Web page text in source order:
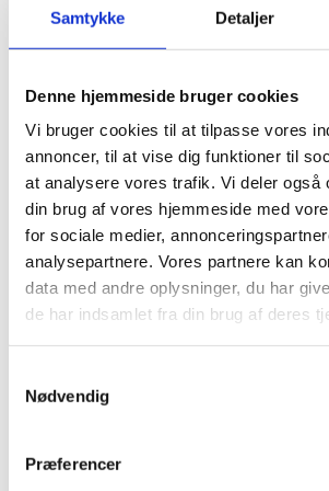
Samtykke Detaljer
Denne hjemmeside bruger cookies
Vi bruger cookies til at tilpasse vores
annoncer, til at vise dig funktioner til
at analysere vores trafik. Vi deler også
din brug af vores hjemmeside med
for sociale medier,
analysepartnere. Vores partnere kan
data med andre oplysninger, du har
de har indsamlet fra din brug af deres
Nødvendig
Præferencer
undervisning, gruppearbejde, læsning af
opgaveskrivning eller forberedelse.
Søger du om studiestøttetimer, skal du
behov, studiestøttetimerne skal dække,
rammerne af SPS.
Hvis du ikke selv kan beskrive elevens
sikre dig, at beskrivelsen er en del af den
vedhæfter.
Vigtigt at vide, når du søger
støttebehov og hjælpemidler